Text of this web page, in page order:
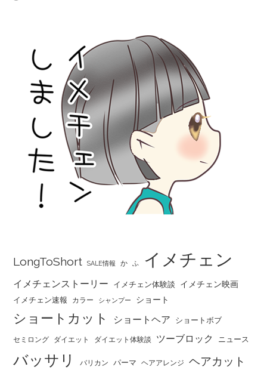
LongToShort SALE情報 か ふ イメチェン
イメチェンストーリー イメチェン体験談 イメチェン映画
イメチェン速報 カラー シャンプー ショート
ショートカット ショートヘア ショートボブ
セミロング ダイエット ダイエット体験談 ツーブロック ニュース
バッサリ バリカン パーマ ヘアアレンジ ヘアカット